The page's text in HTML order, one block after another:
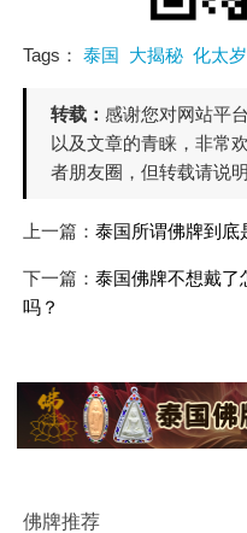
Tags： 泰国 大揭秘 化太岁
转载： 感谢您对网站平
以及文章的青睐，非常
者朋友圈，但转载请说
上一篇： 泰国所谓佛牌到底
下一篇： 泰国佛牌不想戴了
吗？
佛牌推荐